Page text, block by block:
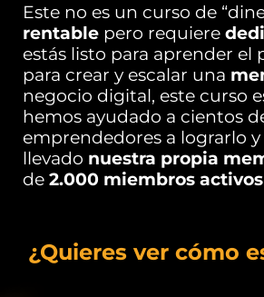
Este no es un curso de
rentable pero requiere
estás listo para aprender el
para crear y escalar una
negocio digital, este curso
hemos ayudado a cientos
emprendedores a lograrlo
llevado nuestra propia
de 2.000 miembros activos
¿Quieres ver cómo